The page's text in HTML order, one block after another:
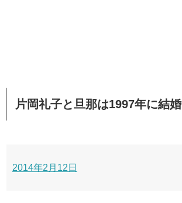
片岡礼子と旦那は1997年に結婚
2014年2月12日